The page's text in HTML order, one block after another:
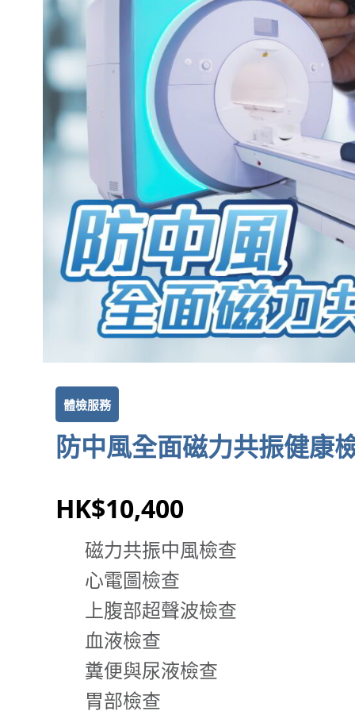
體檢服務
防中風全面磁力共振健康
HK$10,400
磁力共振中風檢查
心電圖檢查
上腹部超聲波檢查
血液檢查
糞便與尿液檢查
胃部檢查